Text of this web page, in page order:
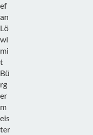
ef
an
Lö
wl
mi
t
Bü
rg
er
m
eis
ter